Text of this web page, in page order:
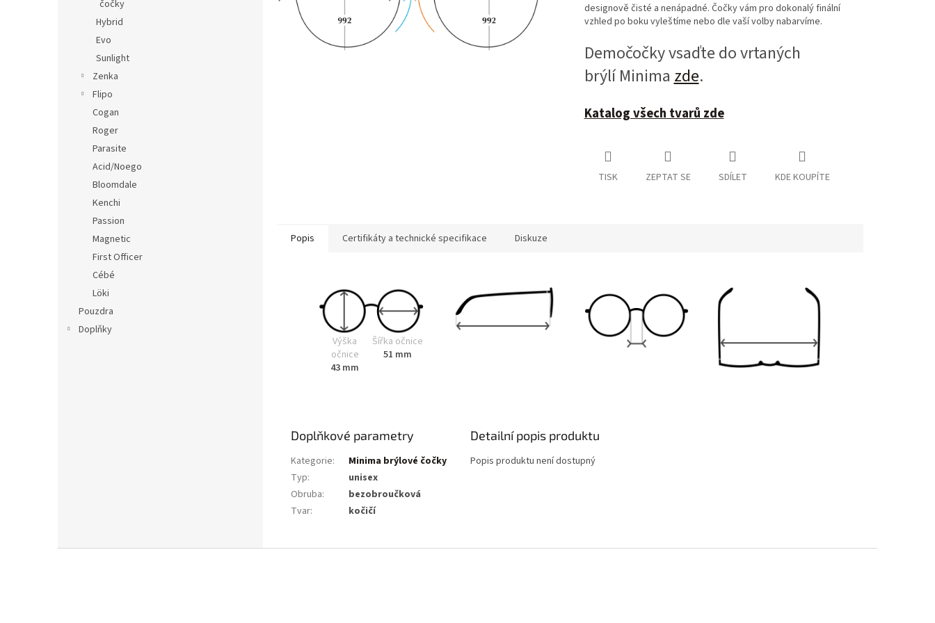
čočky
Hybrid
Evo
Sunlight
Zenka
Flipo
Cogan
Roger
Parasite
Acid/Noego
Bloomdale
Kenchi
Passion
Magnetic
First Officer
Cébé
Löki
Pouzdra
Doplňky
designově čisté a nenápadné. Čočky vám pro dokonalý finální
vzhled po boku vyleštíme nebo dle vaší volby nabarvíme.
Demočočky vsaďte do vrtaných
brýlí Minimazde.
Katalog všech tvarů zde
TISK ZEPTAT SE SDÍLET KDE KOUPÍTE
Popis Certifikáty a technické specifikace Diskuze
Výška
očnice
43 mm
Šířka očnice
51 mm
Doplňkové parametry
Kategorie:
Minima brýlové čočky
Typ:
unisex
Obruba:
bezobroučková
Tvar: kočičí
Detailní popis produktu
Popis produktu není dostupný